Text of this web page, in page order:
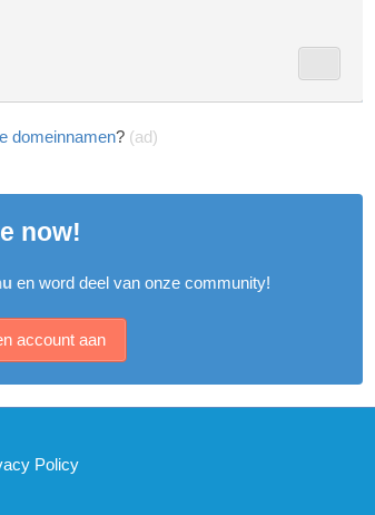
domeinnamen? (ad)
now!
en word deel van onze community!
account aan
Policy